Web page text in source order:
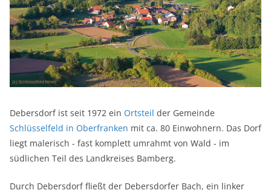
Debersdorf ist seit 1972 ein Ortsteil der Gemeinde
Schlüsselfeld in Oberfranken mit ca. 80 Einwohnern. Das Dorf
liegt malerisch - fast komplett umrahmt von Wald - im
südlichen Teil des Landkreises Bamberg.
Durch Debersdorf fließt der Debersdorfer Bach, ein linker